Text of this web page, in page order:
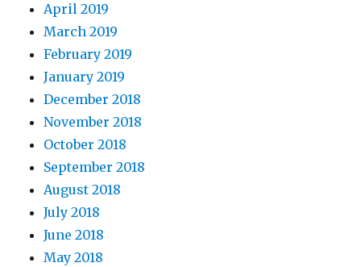
April 2019
March 2019
February 2019
January 2019
December 2018
November 2018
October 2018
September 2018
August 2018
July 2018
June 2018
May 2018